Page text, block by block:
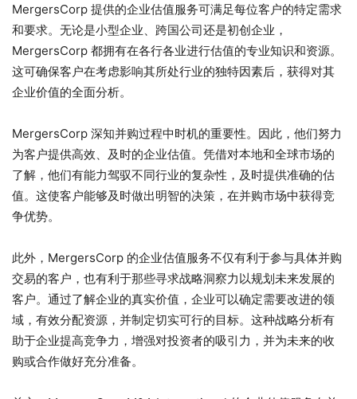
MergersCorp 提供的企业估值服务可满足每位客户的特定需求
和要求。无论是小型企业、跨国公司还是初创企业，
MergersCorp 都拥有在各行各业进行估值的专业知识和资源。
这可确保客户在考虑影响其所处行业的独特因素后，获得对其
企业价值的全面分析。
MergersCorp 深知并购过程中时机的重要性。因此，他们努力
为客户提供高效、及时的企业估值。凭借对本地和全球市场的
了解，他们有能力驾驭不同行业的复杂性，及时提供准确的估
值。这使客户能够及时做出明智的决策，在并购市场中获得竞
争优势。
此外，MergersCorp 的企业估值服务不仅有利于参与具体并购
交易的客户，也有利于那些寻求战略洞察力以规划未来发展的
客户。通过了解企业的真实价值，企业可以确定需要改进的领
域，有效分配资源，并制定切实可行的目标。这种战略分析有
助于企业提高竞争力，增强对投资者的吸引力，并为未来的收
购或合作做好充分准备。